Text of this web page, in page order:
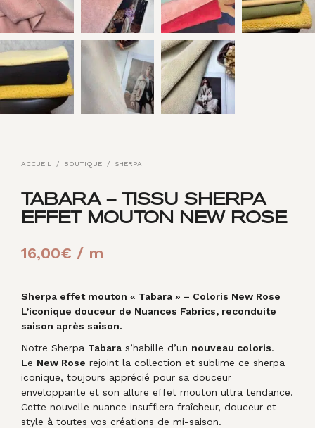
ACCUEIL / BOUTIQUE / SHERPA
TABARA – TISSU SHERPA
EFFET MOUTON NEW ROSE
16,00€ / m
Sherpa effet mouton « Tabara » – Coloris New Rose
L’iconique douceur de Nuances Fabrics, reconduite
saison après saison.
Notre Sherpa Tabara s’habille d’un nouveau coloris.
Le New Rose rejoint la collection et sublime ce sherpa
iconique, toujours apprécié pour sa douceur
enveloppante et son allure effet mouton ultra tendance.
Cette nouvelle nuance insufflera fraîcheur, douceur et
style à toutes vos créations de mi-saison.